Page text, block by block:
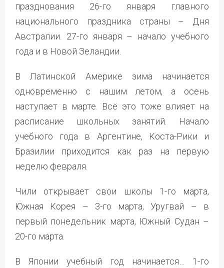
празднования 26-го января главного
национального праздника страны – Дня
Австралии. 27-го января – начало учебного
года и в Новой Зеландии.
В Латинской Америке зима начинается
одновременно с нашим летом, а осень
наступает в марте. Всё это тоже влияет на
расписание школьных занятий. Начало
учебного года в Аргентине, Коста-Рики и
Бразилии приходится как раз на первую
неделю февраля.
Чили открывает свои школы 1-го марта,
Южная Корея – 3-го марта, Уругвай – в
первый понедельник марта, Южный Судан –
20-го марта.
В Японии учебный год начинается… 1-го